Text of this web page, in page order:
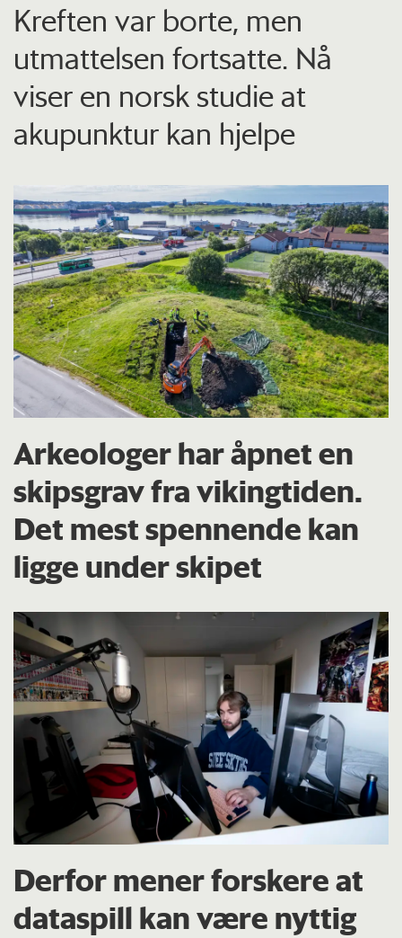
Kreften var borte, men
utmattelsen fortsatte. Nå
viser en norsk studie at
akupunktur kan hjelpe
Arkeologer har åpnet en
skipsgrav fra vikingtiden.
Det mest spennende kan
ligge under skipet
Derfor mener forskere at
dataspill kan være nyttig